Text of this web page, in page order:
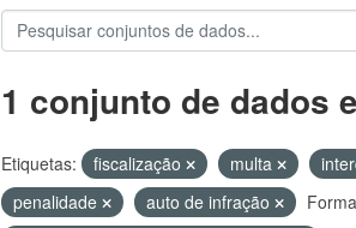
1 conjunto de dados
Etiquetas: fiscalização multa
penalidade
auto de infração